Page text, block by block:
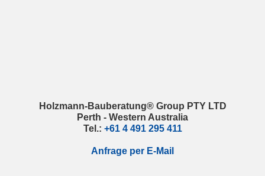
Holzmann-Bauberatung® Group PTY LTD
Perth - Western Australia
Tel.: +61 4 491 295 411
Anfrage per E-Mail